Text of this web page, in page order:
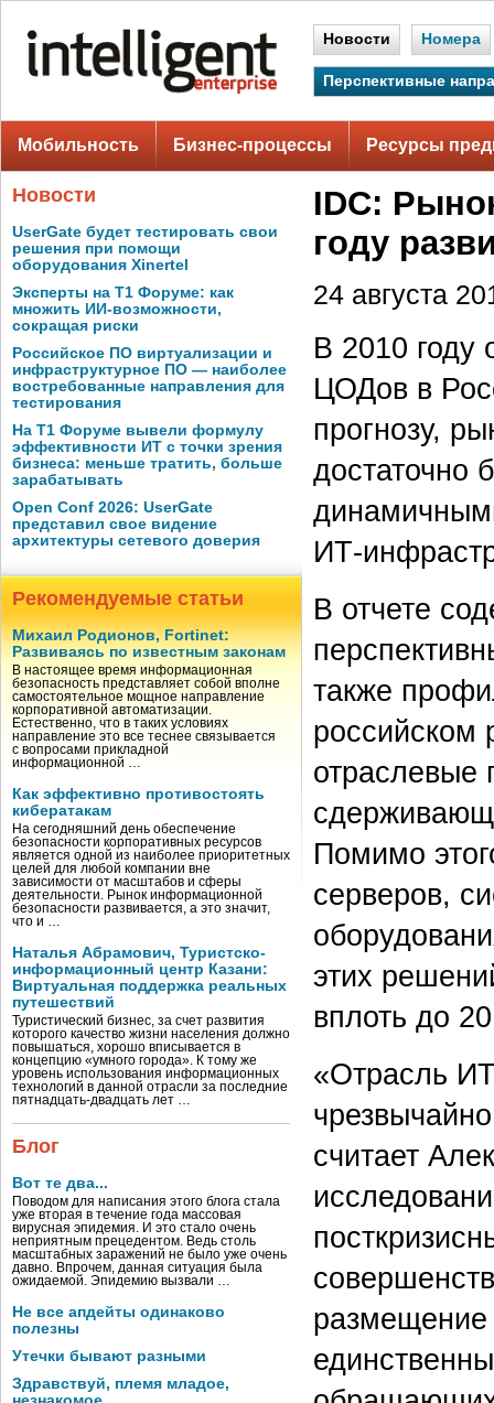
Новости Номера
Перспективные
Мобильность Бизнес-процессы Ресурсы
Новости
UserGate будет тестировать свои
решения при помощи
оборудования Xinertel
Эксперты на Т1 Форуме: как
множить ИИ-возможности,
сокращая риски
Российское ПО виртуализации и
инфраструктурное ПО — наиболее
востребованные направления для
тестирования
На Т1 Форуме вывели формулу
эффективности ИТ с точки зрения
бизнеса: меньше тратить, больше
зарабатывать
Open Conf 2026: UserGate
представил свое видение
архитектуры сетевого доверия
Рекомендуемые статьи
Михаил Родионов, Fortinet:
Развиваясь по известным законам
В настоящее время информационная
безопасность представляет собой вполне
самостоятельное мощное направление
корпоративной автоматизации.
Естественно, что в таких условиях
направление это все теснее связывается
с вопросами прикладной
информационной …
Как эффективно противостоять
кибератакам
На сегодняшний день обеспечение
безопасности корпоративных ресурсов
является одной из наиболее приоритетных
целей для любой компании вне
зависимости от масштабов и сферы
деятельности. Рынок информационной
безопасности развивается, а это значит,
что и …
Наталья Абрамович, Туристско-
информационный центр Казани:
Виртуальная поддержка реальных
путешествий
Туристический бизнес, за счет развития
которого качество жизни населения должно
повышаться, хорошо вписывается в
концепцию «умного города». К тому же
уровень использования информационных
технологий в данной отрасли за последние
пятнадцать-двадцать лет …
Блог
Вот те два...
Поводом для написания этого блога стала
уже вторая в течение года массовая
вирусная эпидемия. И это стало очень
неприятным прецедентом. Ведь столь
масштабных заражений не было уже очень
давно. Впрочем, данная ситуация была
ожидаемой. Эпидемию вызвали …
Не все апдейты одинаково
полезны
Утечки бывают разными
Здравствуй, племя младое,
IDC:
году
24 августа
В 2010 году
ЦОДов в
прогнозу,
достаточно
ИТ-
В отчете
также
российском
отраслевые
Помимо
серверов,
этих
вплоть до
«Отрасль
считает
размещение